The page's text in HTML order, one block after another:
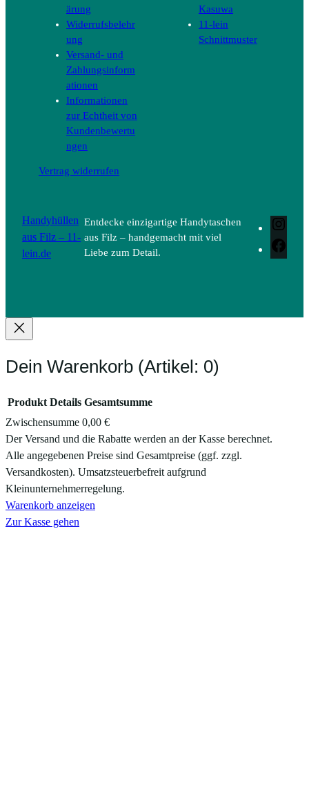
ärung
Widerrufsbelehr
ung
Versand- und
Zahlungsinform
ationen
Informationen
zur Echtheit von
Kundenbewertu
ngen
Vertrag widerrufen
Kasuwa
11-lein
Schnittmuster
Handyhüllen
aus Filz – 11-
lein.de
Entdecke einzigartige Handytaschen
aus Filz – handgemacht mit viel
Liebe zum Detail.
Dein Warenkorb (Artikel: 0)
Produkte
im
Warenkorb
Produkt Details Gesamtsumme
Zwischensumme 0,00 €
Der Versand und die Rabatte werden an der Kasse berechnet.
Alle angegebenen Preise sind Gesamtpreise (ggf. zzgl.
Versandkosten). Umsatzsteuerbefreit aufgrund
Kleinunternehmerregelung.
Warenkorb anzeigen
Zur Kasse gehen